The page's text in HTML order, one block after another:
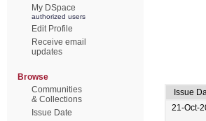
My DSpace
authorized users
Edit Profile
Receive email
updates
Browse
Communities
& Collections
Issue Date
Issue
21-Oct-